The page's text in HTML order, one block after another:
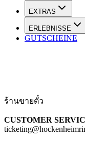
EXTRAS
ERLEBNISSE
GUTSCHEINE
ร้านขายตั๋ว
CUSTOMER